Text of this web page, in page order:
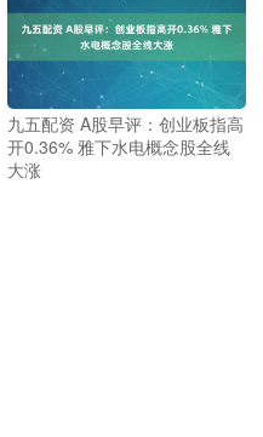
九五配资 A股早评：创业板指高
开0.36% 雅下水电概念股全线
大涨